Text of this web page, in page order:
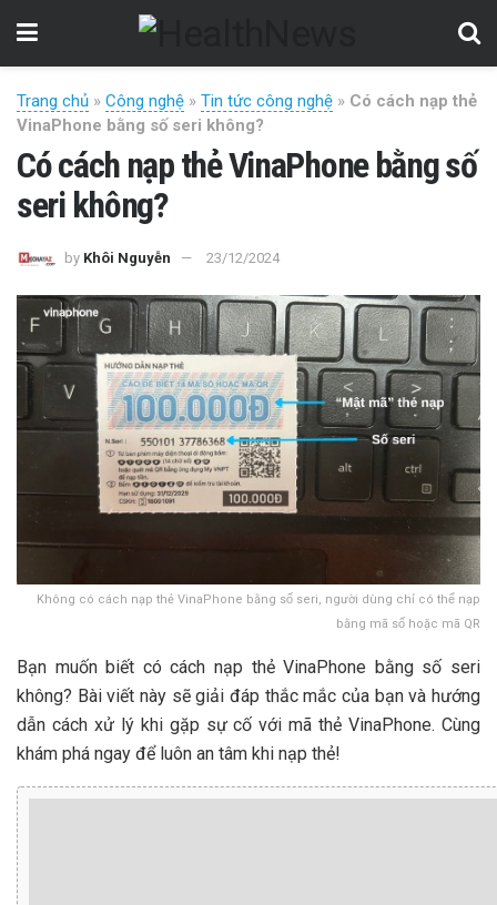
Trang chủ » Công nghệ » Tin tức công nghệ » Có cách nạp thẻ
VinaPhone bằng số seri không?
Có cách nạp thẻ VinaPhone bằng số
seri không?
by Khôi Nguyễn 23/12/2024
Không có cách nạp thẻ VinaPhone bằng số seri, người dùng chỉ có thể nạp
bằng mã số hoặc mã QR
Bạn muốn biết có cách nạp thẻ VinaPhone bằng số seri
không? Bài viết này sẽ giải đáp thắc mắc của bạn và hướng
dẫn cách xử lý khi gặp sự cố với mã thẻ VinaPhone. Cùng
khám phá ngay để luôn an tâm khi nạp thẻ!